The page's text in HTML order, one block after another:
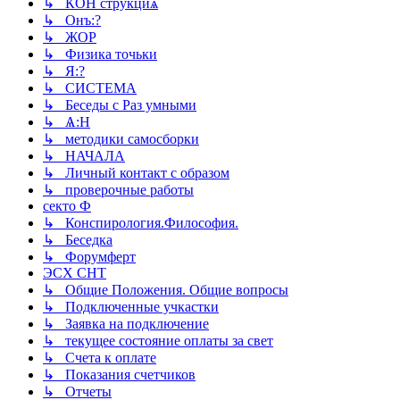
↳ Онъ:?
↳ ЖОР
↳ Физика точьки
↳ Я:?
↳ СИСТЕМА
↳ Беседы с Раз умными
↳ Ѧ:Н
↳ методики самосборки
↳ НАЧАЛА
↳ Личный контакт с образом
↳ проверочные работы
секто Ф
↳ Конспирология.Философия.
↳ Беседка
↳ Форумферт
ЭСХ СНТ
↳ Общие Положения. Общие вопросы
↳ Подключенные учкастки
↳ Заявка на подключение
↳ текущее состояние оплаты за свет
↳ Счета к оплате
↳ Показания счетчиков
↳ Отчеты